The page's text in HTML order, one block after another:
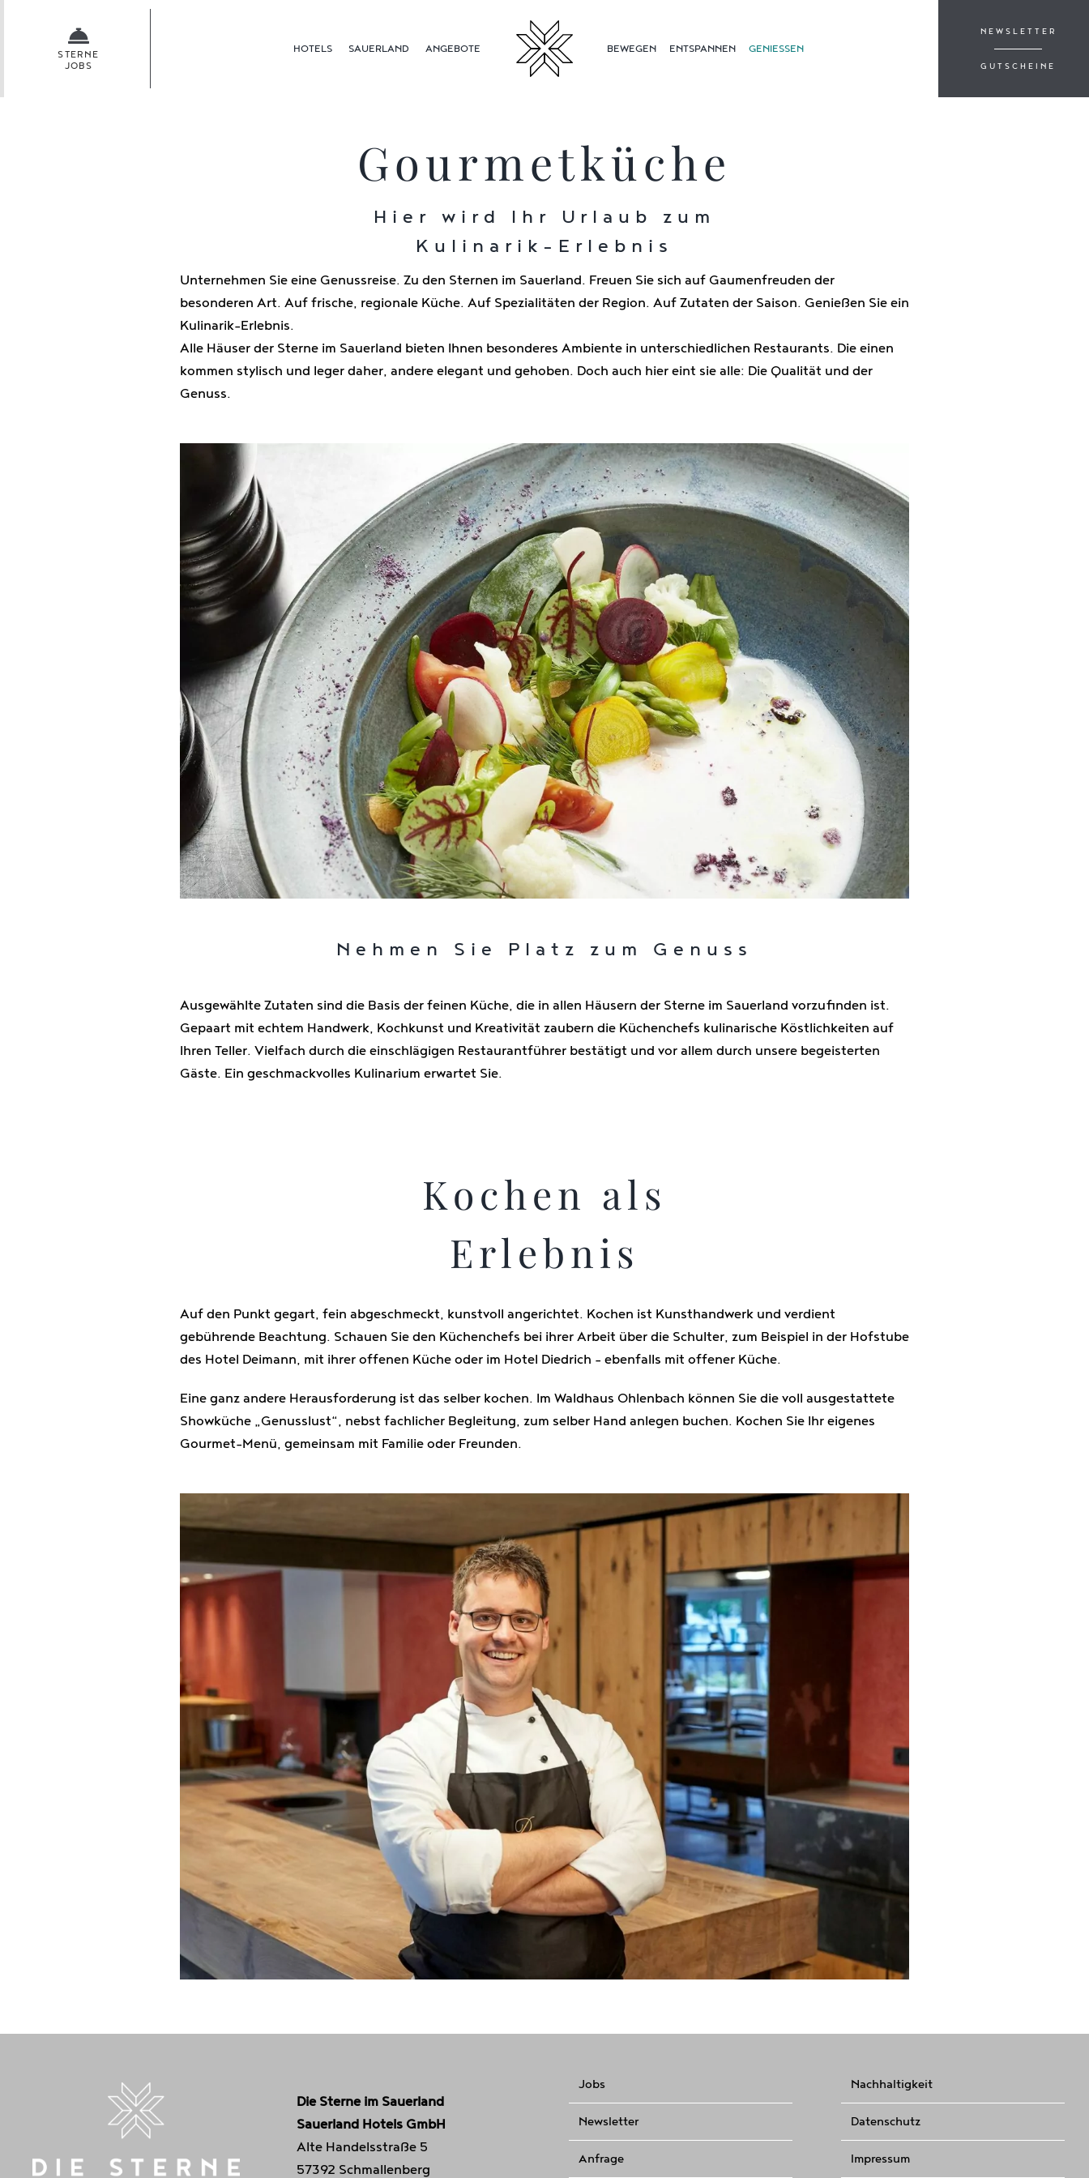
STERNE
JOBS
HOTELS SAUERLAND ANGEBOTE BEWEGEN ENTSPANNEN GENIESSEN
NEWSLETTER
GUTSCHEINE
Gourmetküche
Hier wird Ihr Urlaub zum
Kulinarik-Erlebnis
Unternehmen Sie eine Genussreise. Zu den Sternen im Sauerland. Freuen Sie sich auf Gaumenfreuden der
besonderen Art. Auf frische, regionale Küche. Auf Spezialitäten der Region. Auf Zutaten der Saison. Genießen Sie ein
Kulinarik-Erlebnis.
Alle Häuser der Sterne im Sauerland bieten Ihnen besonderes Ambiente in unterschiedlichen Restaurants. Die einen
kommen stylisch und leger daher, andere elegant und gehoben. Doch auch hier eint sie alle: Die Qualität und der
Genuss.
Nehmen Sie Platz zum Genuss
Ausgewählte Zutaten sind die Basis der feinen Küche, die in allen Häusern der Sterne im Sauerland vorzufinden ist.
Gepaart mit echtem Handwerk, Kochkunst und Kreativität zaubern die Küchenchefs kulinarische Köstlichkeiten auf
Ihren Teller. Vielfach durch die einschlägigen Restaurantführer bestätigt und vor allem durch unsere begeisterten
Gäste. Ein geschmackvolles Kulinarium erwartet Sie.
Kochen als
Erlebnis
Auf den Punkt gegart, fein abgeschmeckt, kunstvoll angerichtet. Kochen ist Kunsthandwerk und verdient
gebührende Beachtung. Schauen Sie den Küchenchefs bei ihrer Arbeit über die Schulter, zum Beispiel in der Hofstube
des Hotel Deimann, mit ihrer offenen Küche oder im Hotel Diedrich – ebenfalls mit offener Küche.
Eine ganz andere Herausforderung ist das selber kochen. Im Waldhaus Ohlenbach können Sie die voll ausgestattete
Showküche „Genusslust“, nebst fachlicher Begleitung, zum selber Hand anlegen buchen. Kochen Sie Ihr eigenes
Gourmet-Menü, gemeinsam mit Familie oder Freunden.
Die Sterne im Sauerland
Sauerland Hotels GmbH
Alte Handelsstraße 5
57392 Schmallenberg
Jobs
Newsletter
Anfrage
Nachhaltigkeit
Datenschutz
Impressum